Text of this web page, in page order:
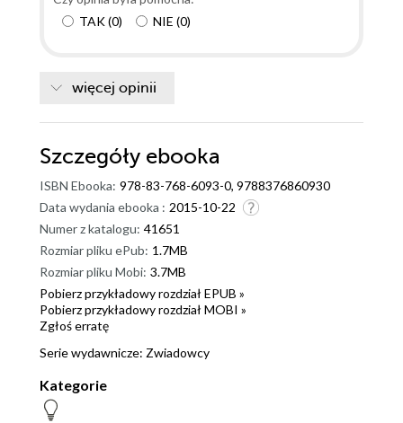
TAK(0) NIE (0)
więcej opinii
Szczegóły ebooka
ISBN Ebooka: 978-83-768-6093-0, 9788376860930
Data wydania ebooka : 2015-10-22
Numer z katalogu: 41651
Rozmiar pliku ePub: 1.7MB
Rozmiar pliku Mobi: 3.7MB
Pobierz przykładowy rozdział EPUB »
Pobierz przykładowy rozdział MOBI »
Zgłoś erratę
Serie wydawnicze: Zwiadowcy
Kategorie